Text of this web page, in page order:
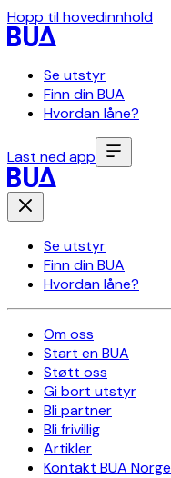
Hopp til hovedinnhold
Se utstyr
Finn din BUA
Hvordan låne?
Last ned app
Se utstyr
Finn din BUA
Hvordan låne?
Om oss
Start en BUA
Støtt oss
Gi bort utstyr
Bli partner
Bli frivillig
Artikler
Kontakt BUA Norge